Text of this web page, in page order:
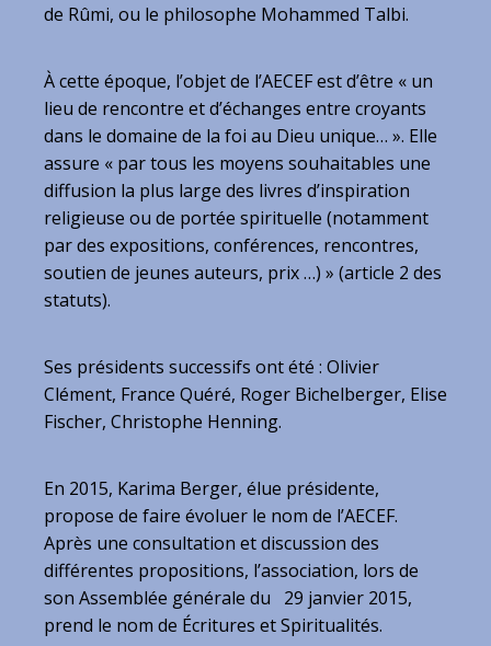
de Rûmi, ou le philosophe Mohammed Talbi.
À cette époque, l’objet de l’AECEF est d’être « un
lieu de rencontre et d’échanges entre croyants
dans le domaine de la foi au Dieu unique… ». Elle
assure « par tous les moyens souhaitables une
diffusion la plus large des livres d’inspiration
religieuse ou de portée spirituelle (notamment
par des expositions, conférences, rencontres,
soutien de jeunes auteurs, prix …) » (article 2 des
statuts).
Ses présidents successifs ont été : Olivier
Clément, France Quéré, Roger Bichelberger, Elise
Fischer, Christophe Henning.
En 2015, Karima Berger, élue présidente,
propose de faire évoluer le nom de l’AECEF.
Après une consultation et discussion des
différentes propositions, l’association, lors de
son Assemblée générale du 29 janvier 2015,
prend le nom de Écritures et Spiritualités.